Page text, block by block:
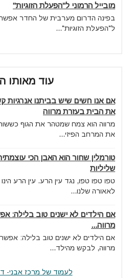
מובייל הרמוני ל"הפעלת הזוגיות"
בפינה הדרום מערבית של החדר אפשר
ל"הפעלת הזוגיות"...
עוד מאותו
אם אנו חשים שיש בביתנו
את הבית בעזרת מרווה
מרווה הוא צמח שמטהר את הגוף
את המרחב הפיזי...
טורמלין שחור הוא האבן הכי
שליליות
טפו טפו טפו, נגד עין הרע. עין הרע
לאאורה שלנו...
אם הילדים לא ישנים טוב בלילה:
מרווה...
אם הילדים לא ישנים טוב בלילה:
מרווה, לבקש מהילד...
לעמוד של מרכז אבני-